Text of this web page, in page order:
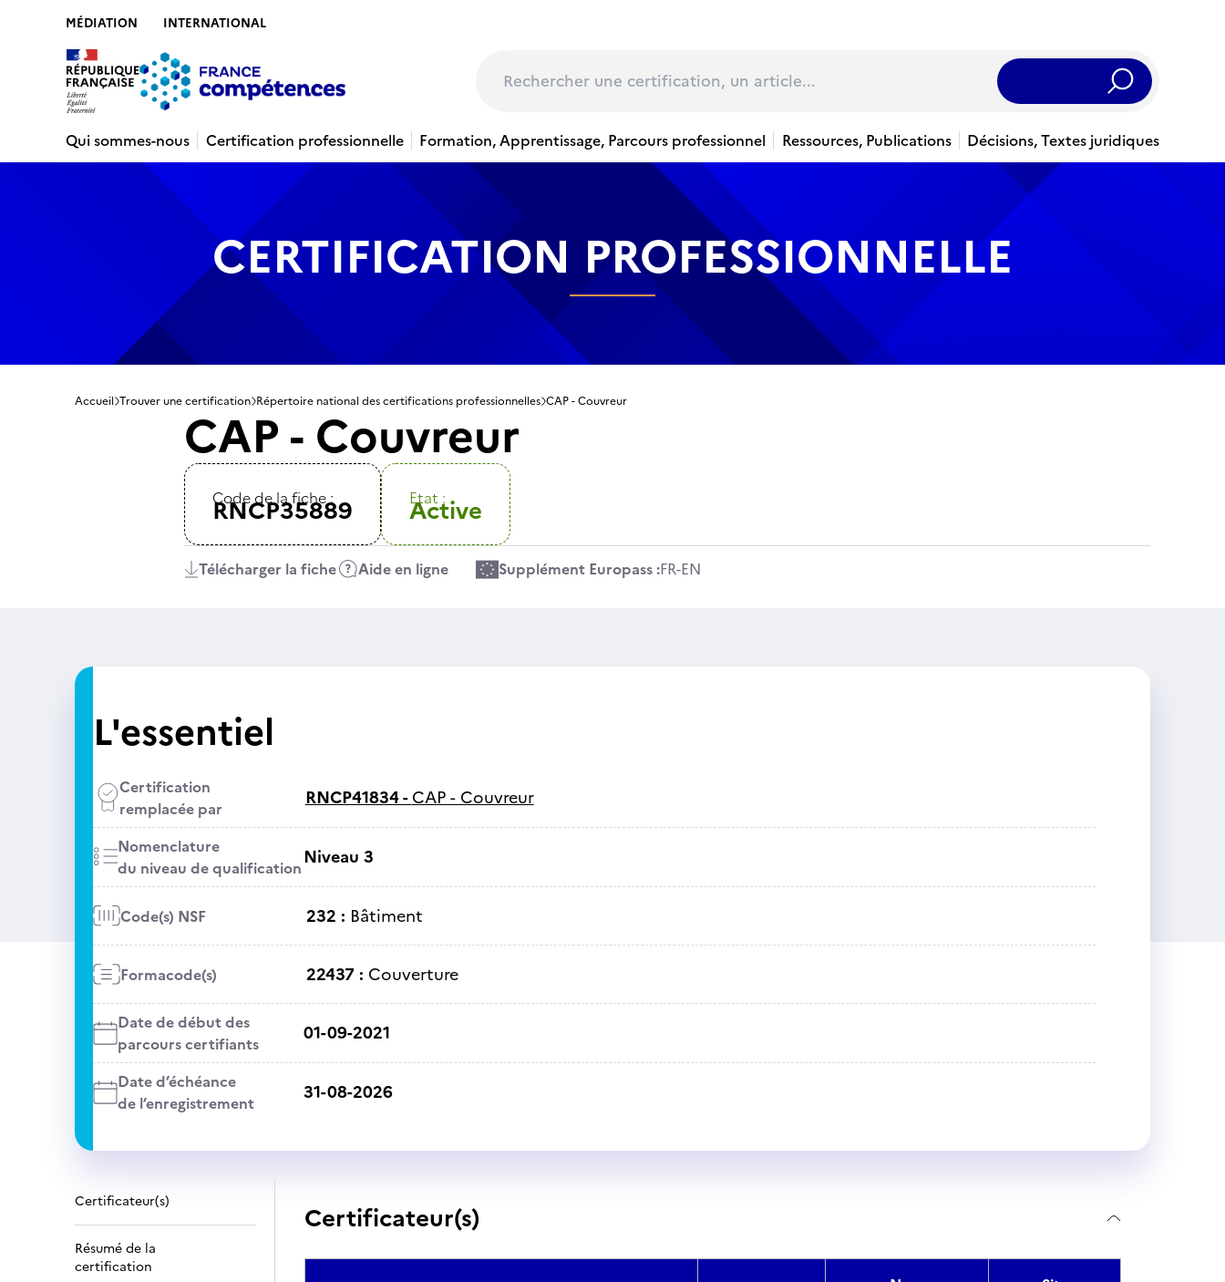
MÉDIATION INTERNATIONAL
Rechercher
Qui sommes-nous
Certification professionnelle Formation, Apprentissage, Parcours professionnel Ressources, Publications Décisions, Textes juridiques
CERTIFICATION PROFESSIONNELLE
Accueil Trouver une certification Répertoire national des certifications professionnelles CAP - Couvreur
CAP - Couvreur
Code de la fiche :
RNCP35889 Etat :
Active
Télécharger la fiche Aide en ligne Supplément Europass :FR-EN
L'essentiel
Certification
remplacée par
RNCP41834 -CAP - Couvreur
Nomenclature
du niveau de qualificationNiveau 3
Code(s) NSF 232 : Bâtiment
Formacode(s) 22437 : Couverture
Date de début des
parcours certifiants
01-09-2021
Date d’échéance
de l’enregistrement
31-08-2026
Certificateur(s)
Résumé de la
certification
Certificateur(s)